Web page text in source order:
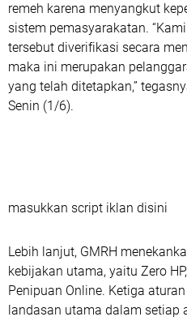
remeh karena menyangkut
sistem pemasyarakatan.
tersebut diverifikasi secara
maka ini merupakan
yang telah ditetapkan,”
Senin (1/6).
masukkan script iklan disini
Lebih lanjut, GMRH
kebijakan utama, yaitu Zero
Penipuan Online. Ketiga
landasan utama dalam setiap